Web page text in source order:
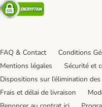
Security
FAQ & Contact
Conditions
Mentions légales
Sécurité et
Dispositions sur l’élimination
Frais et délai de livraison